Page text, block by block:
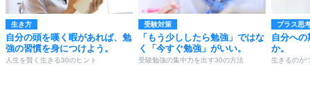
生き方
自分の頭を嘆く暇があれば、勉
強の習慣を身につけよう。
人生を賢く生きる30のヒント
受験対策
「もう少ししたら勉強」ではな
く「今すぐ勉強」がいい。
受験勉強の集中力を出す30の方法
プラス思
自分へ
か。
生きるのが